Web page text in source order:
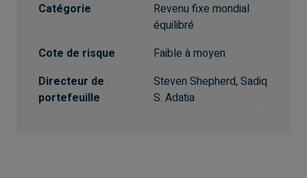
Catégorie
Revenu fixe mondial
équilibré
Cote de risque
Faible à moyen
Directeur de
portefeuille
Steven Shepherd, Sadiq
S. Adatia